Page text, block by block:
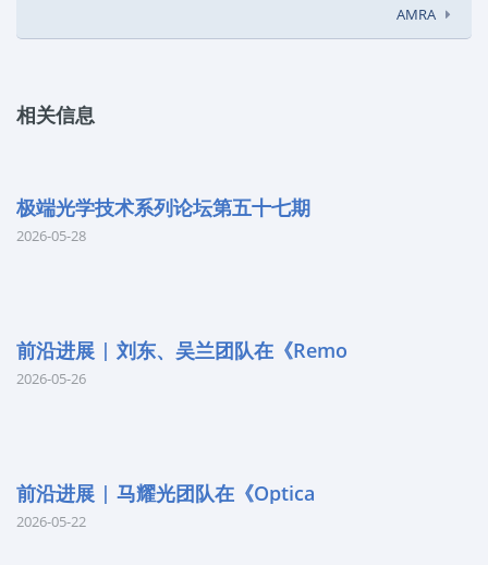
AMRA
相关信息
极端光学技术系列论坛第五十七期
2026-05-28
前沿进展 | 刘东、吴兰团队在《Remo
2026-05-26
前沿进展 | 马耀光团队在《Optica
2026-05-22